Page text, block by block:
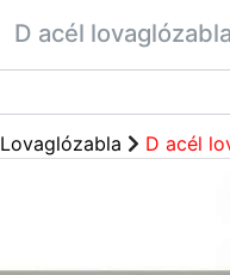
D acél
Lovaglózabla D acél